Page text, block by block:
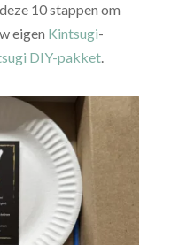
10 stappen om
eigen Kintsugi-
DIY-pakket.